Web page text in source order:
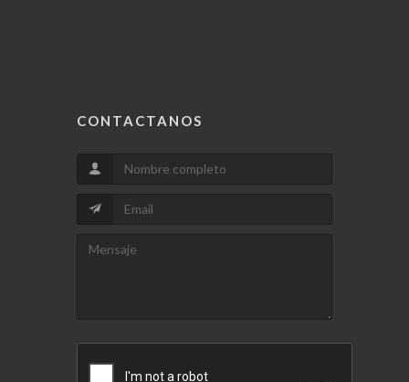
CONTACTANOS